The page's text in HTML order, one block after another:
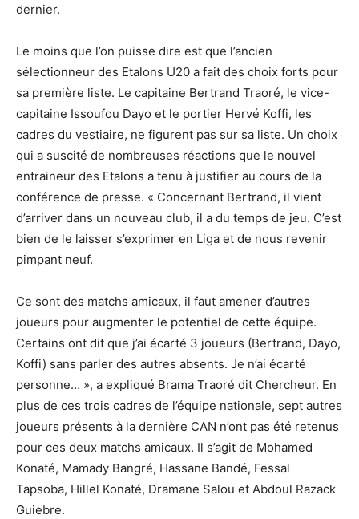
dernier.
Le moins que l’on puisse dire est que l’ancien
sélectionneur des Etalons U20 a fait des choix forts pour
sa première liste. Le capitaine Bertrand Traoré, le vice-
capitaine Issoufou Dayo et le portier Hervé Koffi, les
cadres du vestiaire, ne figurent pas sur sa liste. Un choix
qui a suscité de nombreuses réactions que le nouvel
entraineur des Etalons a tenu à justifier au cours de la
conférence de presse. « Concernant Bertrand, il vient
d’arriver dans un nouveau club, il a du temps de jeu. C’est
bien de le laisser s’exprimer en Liga et de nous revenir
pimpant neuf.
Ce sont des matchs amicaux, il faut amener d’autres
joueurs pour augmenter le potentiel de cette équipe.
Certains ont dit que j’ai écarté 3 joueurs (Bertrand, Dayo,
Koffi) sans parler des autres absents. Je n’ai écarté
personne… », a expliqué Brama Traoré dit Chercheur. En
plus de ces trois cadres de l’équipe nationale, sept autres
joueurs présents à la dernière CAN n’ont pas été retenus
pour ces deux matchs amicaux. Il s’agit de Mohamed
Konaté, Mamady Bangré, Hassane Bandé, Fessal
Tapsoba, Hillel Konaté, Dramane Salou et Abdoul Razack
Guiebre.